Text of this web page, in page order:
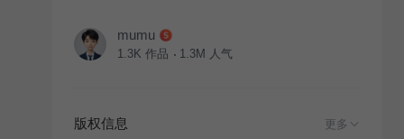
mumu
1.3K 作品 1.3M 人气
版权信息 更多